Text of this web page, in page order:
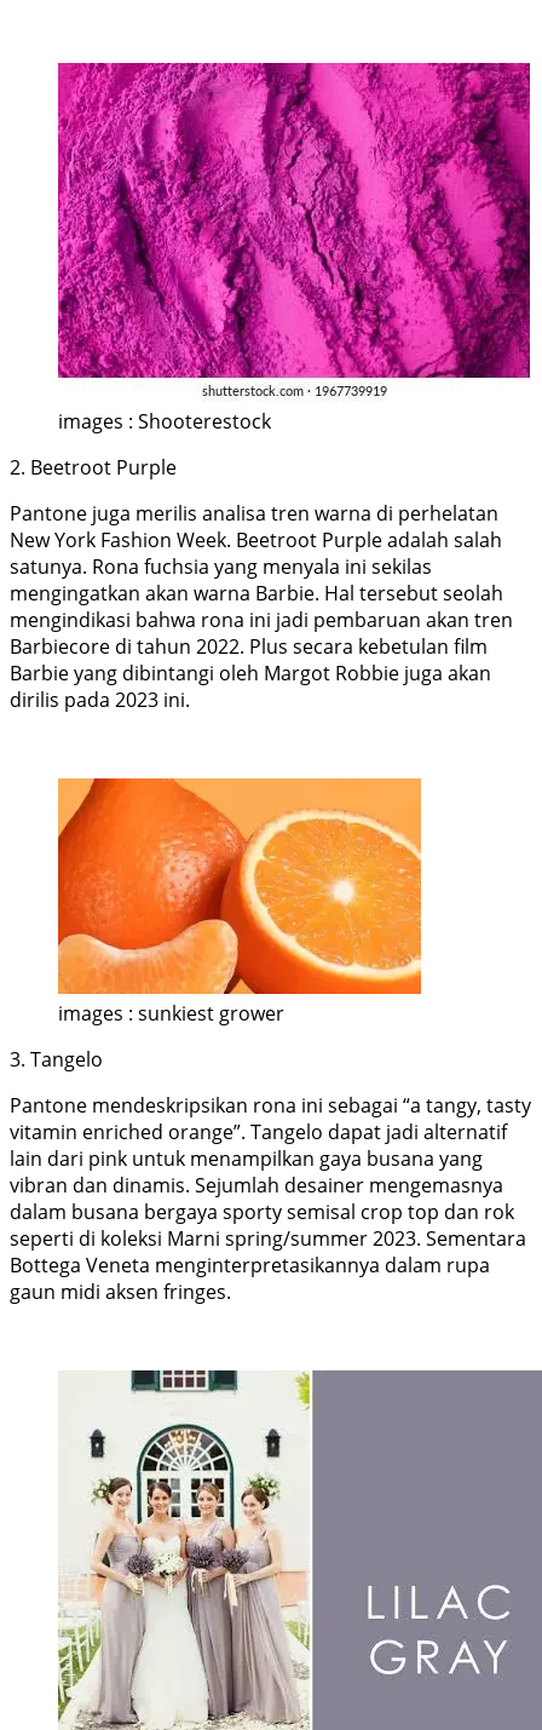
images : Shooterestock
2. Beetroot Purple
Pantone juga merilis analisa tren warna di perhelatan
New York Fashion Week. Beetroot Purple adalah salah
satunya. Rona fuchsia yang menyala ini sekilas
mengingatkan akan warna Barbie. Hal tersebut seolah
mengindikasi bahwa rona ini jadi pembaruan akan tren
Barbiecore di tahun 2022. Plus secara kebetulan film
Barbie yang dibintangi oleh Margot Robbie juga akan
dirilis pada 2023 ini.
images : sunkiest grower
3. Tangelo
Pantone mendeskripsikan rona ini sebagai “a tangy, tasty
vitamin enriched orange”. Tangelo dapat jadi alternatif
lain dari pink untuk menampilkan gaya busana yang
vibran dan dinamis. Sejumlah desainer mengemasnya
dalam busana bergaya sporty semisal crop top dan rok
seperti di koleksi Marni spring/summer 2023. Sementara
Bottega Veneta menginterpretasikannya dalam rupa
gaun midi aksen fringes.